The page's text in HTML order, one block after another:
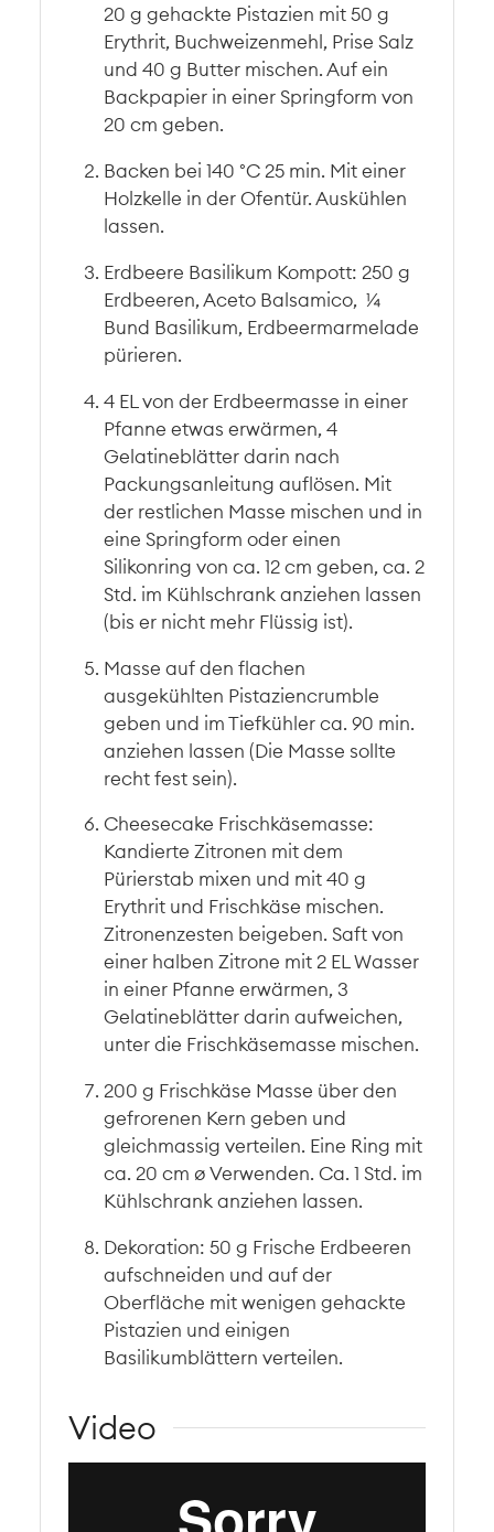
20 g gehackte Pistazien mit 50 g
Erythrit, Buchweizenmehl, Prise Salz
und 40 g Butter mischen. Auf ein
Backpapier in einer Springform von
20 cm geben.
Backen bei 140 °C 25 min. Mit einer
Holzkelle in der Ofentür. Auskühlen
lassen.
Erdbeere Basilikum Kompott: 250 g
Erdbeeren, Aceto Balsamico, ¼
Bund Basilikum, Erdbeermarmelade
pürieren.
4 EL von der Erdbeermasse in einer
Pfanne etwas erwärmen, 4
Gelatineblätter darin nach
Packungsanleitung auflösen. Mit
der restlichen Masse mischen und in
eine Springform oder einen
Silikonring von ca. 12 cm geben, ca. 2
Std. im Kühlschrank anziehen lassen
(bis er nicht mehr Flüssig ist).
Masse auf den flachen
ausgekühlten Pistaziencrumble
geben und im Tiefkühler ca. 90 min.
anziehen lassen (Die Masse sollte
recht fest sein).
Cheesecake Frischkäsemasse:
Kandierte Zitronen mit dem
Pürierstab mixen und mit 40 g
Erythrit und Frischkäse mischen.
Zitronenzesten beigeben. Saft von
einer halben Zitrone mit 2 EL Wasser
in einer Pfanne erwärmen, 3
Gelatineblätter darin aufweichen,
unter die Frischkäsemasse mischen.
200 g Frischkäse Masse über den
gefrorenen Kern geben und
gleichmassig verteilen. Eine Ring mit
ca. 20 cm ø Verwenden. Ca. 1 Std. im
Kühlschrank anziehen lassen.
Dekoration: 50 g Frische Erdbeeren
aufschneiden und auf der
Oberfläche mit wenigen gehackte
Pistazien und einigen
Basilikumblättern verteilen.
Video